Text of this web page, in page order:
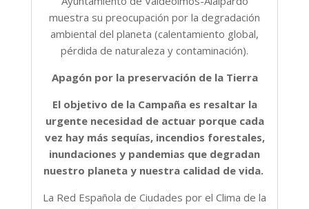
muestra su preocupación por la degradación
ambiental del planeta (calentamiento global,
pérdida de naturaleza y contaminación).
Apagón por la preservación de la Tierra
El objetivo de la Campaña es resaltar la
urgente necesidad de actuar porque cada
vez hay más sequías, incendios forestales,
inundaciones y pandemias que degradan
nuestro planeta y nuestra calidad de vida.
La Red Española de Ciudades por el Clima de la